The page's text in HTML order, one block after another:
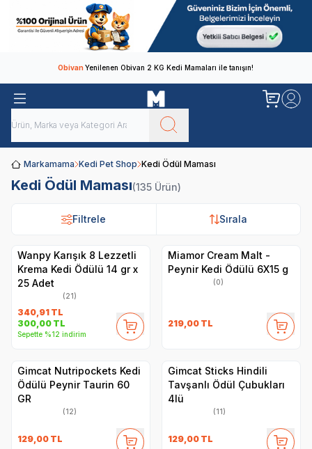
ObivanYenilenen Obivan 2 KG Kedi Mamaları ile tanışın!
Markamama Kedi Pet Shop Kedi Ödül Maması
Kedi Ödül Maması(135 Ürün)
Filtrele Sırala
Filtrele Sırala
Wanpy Karışık 8 Lezzetli
Krema Kedi Ödülü 14 gr x
25 Adet
(21)
340,91 TL
300,00 TL
Sepette %12 indirim
Miamor Cream Malt -
Peynir Kedi Ödülü 6X15 g
(0)
219,00 TL
Gimcat Nutripockets Kedi
Ödülü Peynir Taurin 60
GR
(12)
129,00 TL
Gimcat Sticks Hindili
Tavşanlı Ödül Çubukları
4lü
(11)
129,00 TL